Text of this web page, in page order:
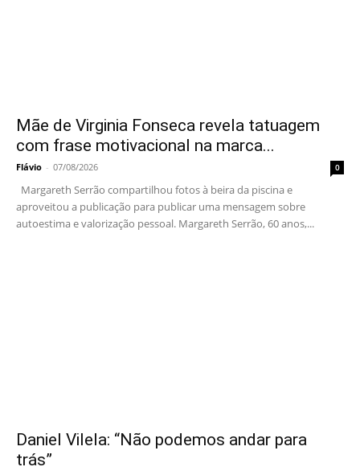
Mãe de Virginia Fonseca revela tatuagem
com frase motivacional na marca...
Flávio - 07/08/2026 0
Margareth Serrão compartilhou fotos à beira da piscina e
aproveitou a publicação para publicar uma mensagem sobre
autoestima e valorização pessoal. Margareth Serrão, 60 anos,...
Daniel Vilela: “Não podemos andar para
trás”